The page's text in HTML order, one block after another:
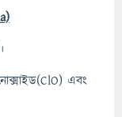
এবং